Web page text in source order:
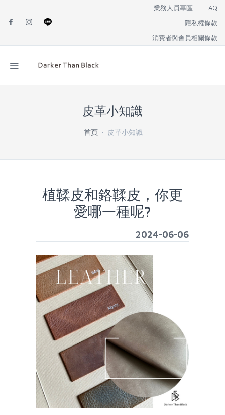
業務人員專區
FAQ
隱私權條款
消費者與會員相關條款
皮革小知識
首頁 皮革小知識
植鞣皮和鉻鞣皮，你更
愛哪一種呢?
2024-06-06